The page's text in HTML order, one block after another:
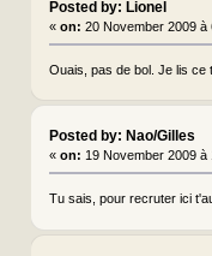
Posted by: Lionel
« on: 20 November 2009 à
Ouais, pas de bol. Je lis ce
Posted by: Nao/Gilles
« on: 19 November 2009 à
Tu sais, pour recruter ici